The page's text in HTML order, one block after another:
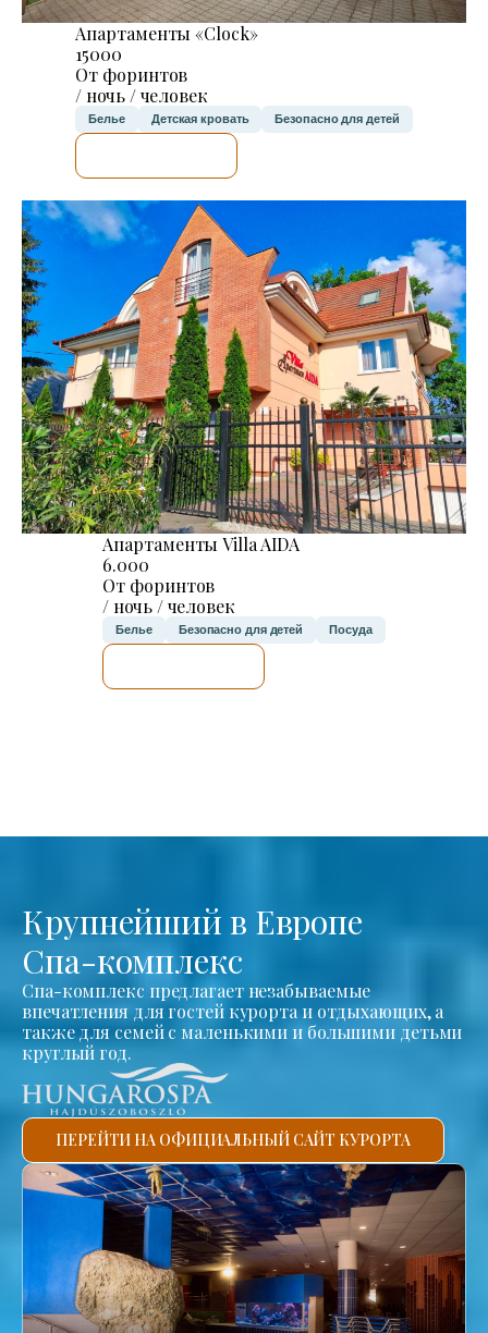
Апартаменты «Clock»
15000
От форинтов
/ ночь / человек
Белье Детская кровать Безопасно для детей
Апартаменты Villa AIDA
6.000
От форинтов
/ ночь / человек
Белье Безопасно для детей Посуда
Крупнейший в Европе
Спа-комплекс
Спа-комплекс предлагает незабываемые
впечатления для гостей курорта и отдыхающих, а
также для семей с маленькими и большими детьми
круглый год.
ПЕРЕЙТИ НА ОФИЦИАЛЬНЫЙ САЙТ КУРОРТА